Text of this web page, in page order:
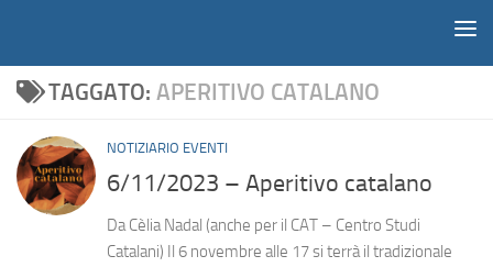
TAGGATO: APERITIVO CATALANO
NOTIZIARIO EVENTI
6/11/2023 – Aperitivo catalano
Da Cèlia Nadal (anche per il CAT – Centro Studi
Catalani) Il 6 novembre alle 17 si terrà il tradizionale